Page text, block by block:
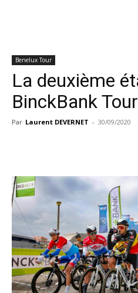
Benelux Tour
La deuxième
BinckBank
Par Laurent DEVERNET - 30/09/2020